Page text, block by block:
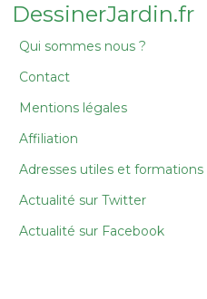
DessinerJardin.fr
Qui sommes nous ?
Contact
Mentions légales
Affiliation
Adresses utiles et formations
Actualité sur Twitter
Actualité sur Facebook